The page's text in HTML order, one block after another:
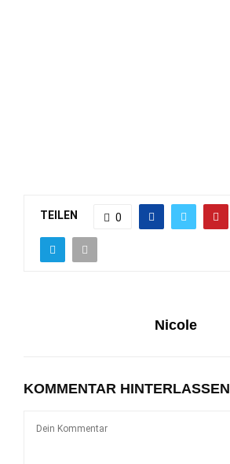
TEILEN 0
Nicole
KOMMENTAR HINTERLASSEN